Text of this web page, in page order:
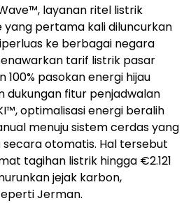
layanan ritel listrik
yang pertama kali diluncurkan
ke berbagai negara
tarif listrik pasar
100% pasokan energi hijau
dukungan fitur penjadwalan
optimalisasi energi beralih
menuju sistem cerdas yang
otomatis. Hal tersebut
tagihan listrik hingga €2.121
jejak karbon,
Jerman.